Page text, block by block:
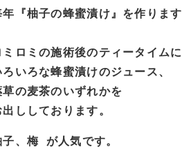
年『柚子の蜂蜜漬け』を作りま
ミロミの施術後のティータイムに
ろいろな蜂蜜漬けのジュース、
草の麦茶のいずれかを
出ししております。
子、梅 が人気です。